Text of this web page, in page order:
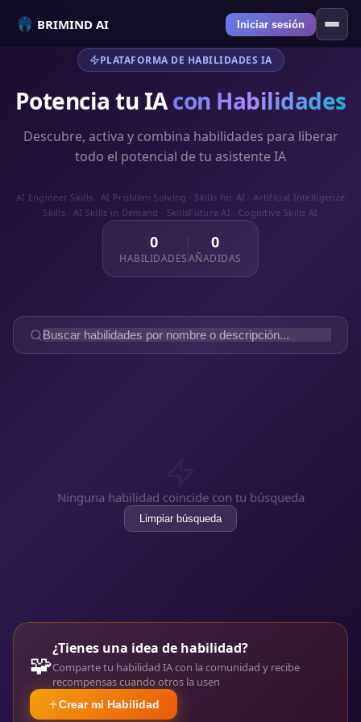
BRIMIND AI Iniciar sesión
PLATAFORMA DE HABILIDADES IA
Potencia tu IAcon Habilidades
Descubre, activa y combina habilidades para liberar
todo el potencial de tu asistente IA
AI Engineer Skills · AI Problem Solving · Skills for AI · Artificial Intelligence
Skills · AI Skills in Demand · SkillsFuture AI · Cognitive Skills AI
0
HABILIDADES
0
AÑADIDAS
Ninguna habilidad coincide con tu búsqueda
Limpiar búsqueda
🧩
¿Tienes una idea de habilidad?
Comparte tu habilidad IA con la comunidad y recibe
recompensas cuando otros la usen
Crear mi Habilidad